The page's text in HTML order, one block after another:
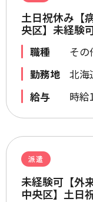
土日祝休み【
央区】未経験
職種
その
勤務地
北海
給与
時給
派遣
未経験可【外
中央区】土日